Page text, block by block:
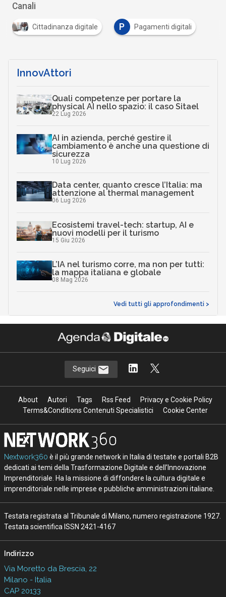
Canali
Cittadinanza digitale P Pagamenti digitali
InnovAttori
Quali competenze per portare la
physical AI nello spazio: il caso Sitael
22 Lug 2026
AI in azienda, perché gestire il
cambiamento è anche una questione di
sicurezza
10 Lug 2026
Data center, quanto cresce l’Italia: ma
attenzione al thermal management
06 Lug 2026
Ecosistemi travel-tech: startup, AI e
nuovi modelli per il turismo
15 Giu 2026
L’IA nel turismo corre, ma non per tutti:
la mappa italiana e globale
08 Mag 2026
Vedi tutti gli approfondimenti >
Seguici
About Autori Tags Rss Feed
Privacy e Cookie Policy
Terms&Conditions Contenuti Specialistici
Cookie Center
Nextwork360 è il più grande network in Italia di testate e portali B2B
dedicati ai temi della Trasformazione Digitale e dell’Innovazione
Imprenditoriale. Ha la missione di diffondere la cultura digitale e
imprenditoriale nelle imprese e pubbliche amministrazioni italiane.
Testata registrata al Tribunale di Milano, numero registrazione 1927.
Testata scientifica ISSN 2421-4167
Indirizzo
Via Moretto da Brescia, 22
Milano - Italia
CAP 20133